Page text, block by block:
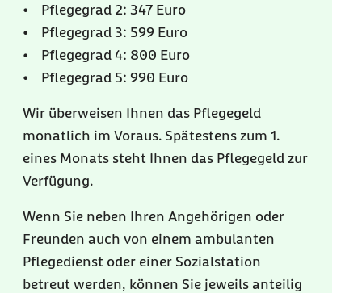
• Pflegegrad 2: 347 Euro
• Pflegegrad 3: 599 Euro
• Pflegegrad 4: 800 Euro
• Pflegegrad 5: 990 Euro
Wir überweisen Ihnen das Pflegegeld
monatlich im Voraus. Spätestens zum 1.
eines Monats steht Ihnen das Pflegegeld zur
Verfügung.
Wenn Sie neben Ihren Angehörigen oder
Freunden auch von einem ambulanten
Pflegedienst oder einer Sozialstation
betreut werden, können Sie jeweils anteilig